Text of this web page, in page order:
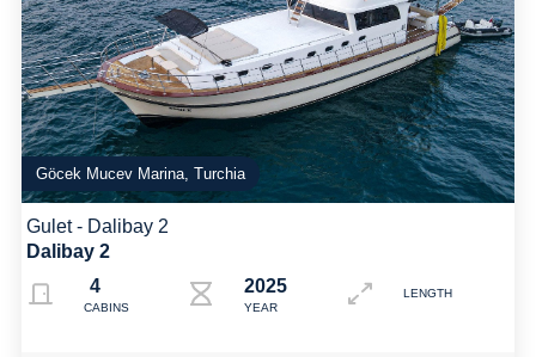
Göcek Mucev Marina, Turchia
Gulet - Dalibay 2
Dalibay 2
4
CABINS
2025
YEAR
LENGTH